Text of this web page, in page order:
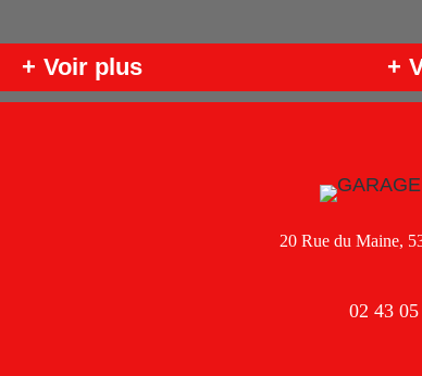
+ Voir plus +
20 Rue du Maine,
02 43